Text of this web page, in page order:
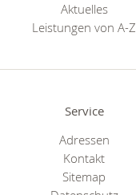
Aktuelles
Leistungen von A-Z
Service
Adressen
Kontakt
Sitemap